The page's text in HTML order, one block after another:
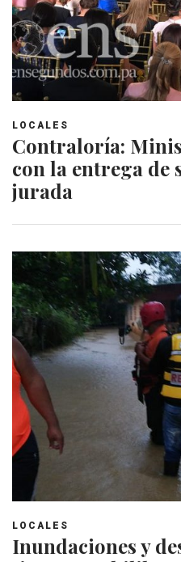
LOCALES
Contraloría:
con la entrega de
jurada
LOCALES
Inundaciones y